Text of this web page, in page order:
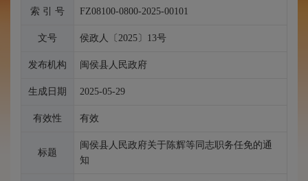
索 引 号 FZ08100-0800-2025-00101
文号 侯政人〔2025〕13号
发布机构 闽侯县人民政府
生成日期 2025-05-29
有效性 有效
标题
闽侯县人民政府关于陈辉等同志职务任免的通
知